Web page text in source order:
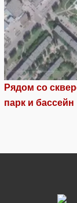
Рядом со
парк и бассейн